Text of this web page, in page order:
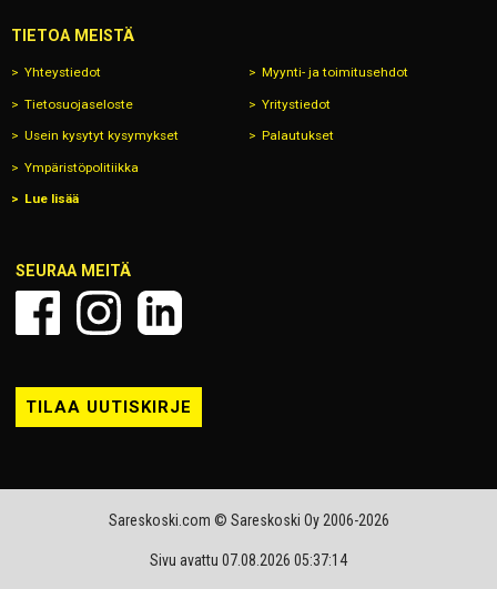
TIETOA MEISTÄ
Yhteystiedot Myynti- ja toimitusehdot
Tietosuojaseloste Yritystiedot
Usein kysytyt kysymykset Palautukset
Ympäristöpolitiikka
Lue lisää
SEURAA MEITÄ
TILAA UUTISKIRJE
Sareskoski.com © Sareskoski Oy 2006-2026
Sivu avattu 07.08.2026 05:37:14